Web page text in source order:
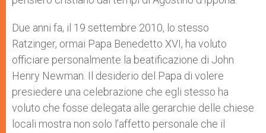
Due anni fa, il 19 settembre 2010, lo stesso
Ratzinger, ormai Papa Benedetto XVI, ha voluto
officiare personalmente la beatificazione di John
Henry Newman. Il desiderio del Papa di volere
presiedere una celebrazione che egli stesso ha
voluto che fosse delegata alle gerarchie delle chiese
locali mostra non solo l’affetto personale che il